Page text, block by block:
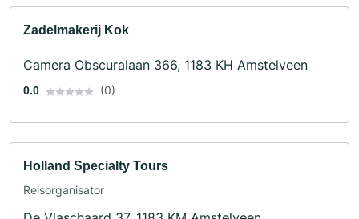
Zadelmakerij Kok
Camera Obscuralaan 366, 1183 KH Amstelveen
0.0 (0)
Holland Specialty Tours
Reisorganisator